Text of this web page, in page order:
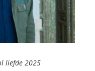
liefde 2025